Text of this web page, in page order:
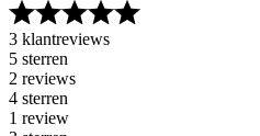
3 klantreviews
5 sterren
2 reviews
4 sterren
1 review